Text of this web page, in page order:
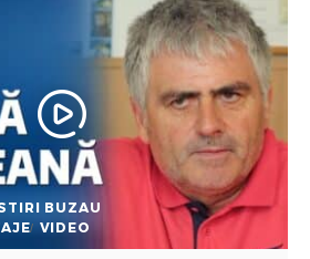
BUZAU
VIDEO